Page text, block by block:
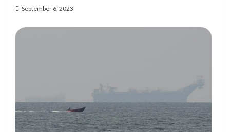
September 6, 2023